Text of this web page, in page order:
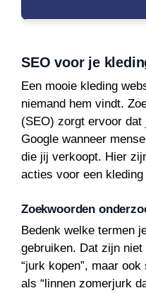
SEO voor je
Een mooie kleding
niemand hem vindt.
(SEO) zorgt ervoor
Google wanneer
die jij verkoopt. Hier
acties voor een kleding
Zoekwoorden
Bedenk welke termen
gebruiken. Dat zijn
“jurk kopen”, maar
als “linnen zomerjurk